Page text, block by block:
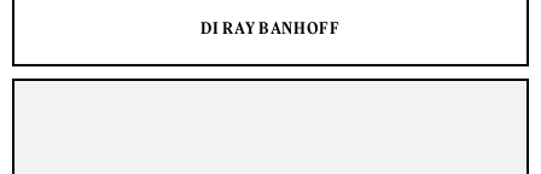
DI RAY BANHOFF